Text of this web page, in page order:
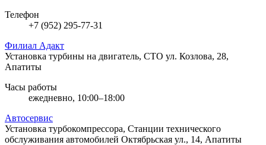
Телефон
+7 (952) 295-77-31
Филиал Адакт
Установка турбины на двигатель, СТО ул. Козлова, 28,
Апатиты
Часы работы
ежедневно, 10:00–18:00
Автосервис
Установка турбокомпрессора, Станции технического
обслуживания автомобилей Октябрьская ул., 14, Апатиты